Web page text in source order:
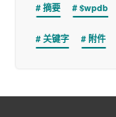
摘要 $wpdb
关键字 附件